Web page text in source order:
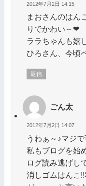
2012年7月2日 14:15
まおさんのはん
りでかわい～❤
ララちゃんも嬉
ひろさん、今頃
返信
ごん太
2012年7月2日 14:07
うわぁ～♪マジ
私もブログを始
ログ読み逃げし
消しゴムはんこ